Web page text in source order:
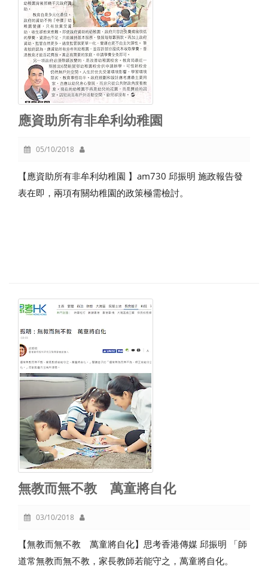
應資助所有非牟利幼稚園
05/10/2018
【應資助所有非牟利幼稚園 】am730 邱振明 施政報告發
表在即，兩項有關幼稚園的政策極需檢討。
無教而無不教 萬童將自化
03/10/2018
【無教而無不教 萬童將自化】思考香港傳媒 邱振明 「師
道常無教而無不教，家長教師若能守之，萬童將自化。